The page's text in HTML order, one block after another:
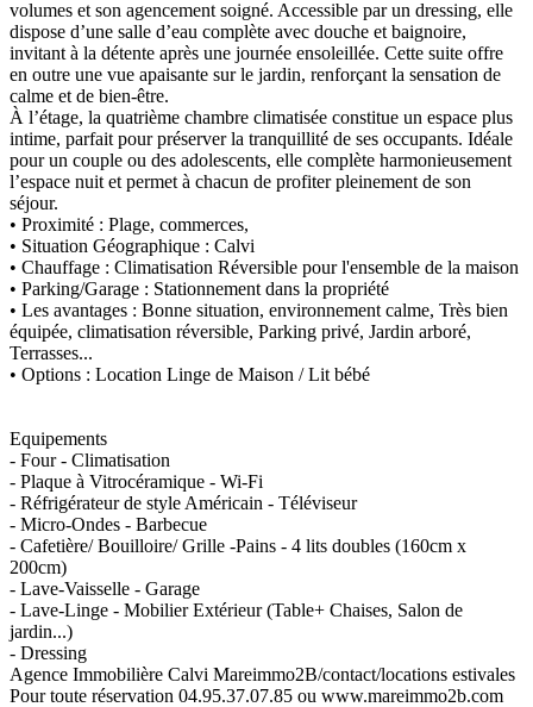
volumes et son agencement soigné. Accessible par un dressing, elle
dispose d’une salle d’eau complète avec douche et baignoire,
invitant à la détente après une journée ensoleillée. Cette suite offre
en outre une vue apaisante sur le jardin, renforçant la sensation de
calme et de bien-être.
À l’étage, la quatrième chambre climatisée constitue un espace plus
intime, parfait pour préserver la tranquillité de ses occupants. Idéale
pour un couple ou des adolescents, elle complète harmonieusement
l’espace nuit et permet à chacun de profiter pleinement de son
séjour.
• Proximité : Plage, commerces,
• Situation Géographique : Calvi
• Chauffage : Climatisation Réversible pour l'ensemble de la maison
• Parking/Garage : Stationnement dans la propriété
• Les avantages : Bonne situation, environnement calme, Très bien
équipée, climatisation réversible, Parking privé, Jardin arboré,
Terrasses...
• Options : Location Linge de Maison / Lit bébé
Equipements
- Four - Climatisation
- Plaque à Vitrocéramique - Wi-Fi
- Réfrigérateur de style Américain - Téléviseur
- Micro-Ondes - Barbecue
- Cafetière/ Bouilloire/ Grille -Pains - 4 lits doubles (160cm x
200cm)
- Lave-Vaisselle - Garage
- Lave-Linge - Mobilier Extérieur (Table+ Chaises, Salon de
jardin...)
- Dressing
Agence Immobilière Calvi Mareimmo2B/contact/locations estivales
Pour toute réservation 04.95.37.07.85 ou www.mareimmo2b.com